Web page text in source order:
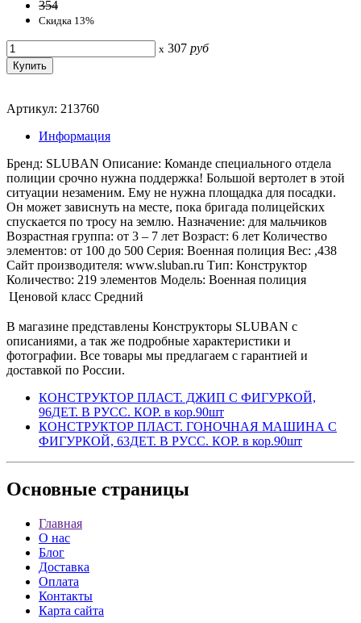
354
Скидка 13%
x 307 руб
Артикул: 213760
Информация
Бренд: SLUBAN Описание: Команде специального отдела
полиции срочно нужна поддержка! Большой вертолет в этой
ситуации незаменим. Ему не нужна площадка для посадки.
Он может зависнуть на месте, пока бригада полицейских
спускается по тросу на землю. Назначение: для мальчиков
Возрастная группа: от 3 – 7 лет Возраст: 6 лет Количество
элементов: от 100 до 500 Серия: Военная полиция Вес: ,438
Сайт производителя: www.sluban.ru Тип: Конструктор
Количество: 219 элементов Модель: Военная полиция
Ценовой класс Средний
В магазине представлены Конструкторы SLUBAN с
описаниями, а так же подробные характеристики и
фотографии. Все товары мы предлагаем с гарантией и
доставкой по России.
КОНСТРУКТОР ПЛАСТ. ДЖИП С ФИГУРКОЙ,
96ДЕТ. В РУСС. КОР. в кор.90шт
КОНСТРУКТОР ПЛАСТ. ГОНОЧНАЯ МАШИНА С
ФИГУРКОЙ, 63ДЕТ. В РУСС. КОР. в кор.90шт
Основные страницы
Главная
О нас
Блог
Доставка
Оплата
Контакты
Карта сайта